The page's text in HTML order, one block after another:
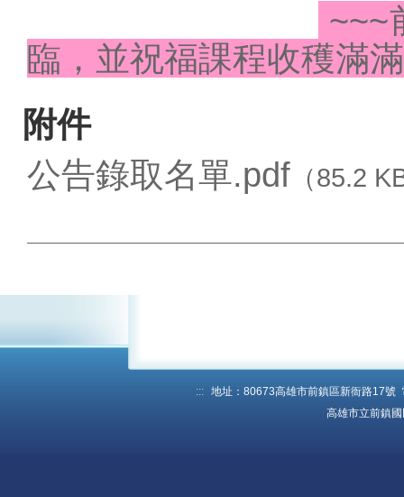
~~~
臨，並祝福課程收穫滿
附件
公告錄取名單.pdf（85.2
::: 地址：80673高雄市前鎮區新衙路17
高雄市立前鎮